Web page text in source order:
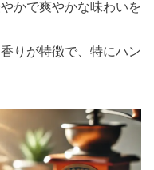
かで爽やかな味わいを
りが特徴で、特にハン